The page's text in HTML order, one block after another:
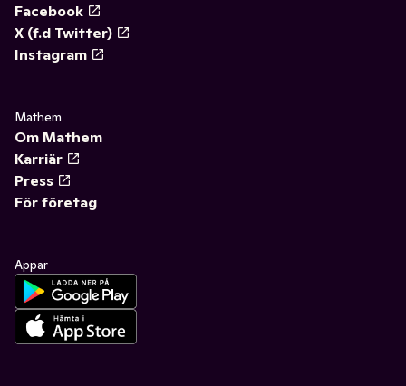
Facebook
X (f.d Twitter)
Instagram
Mathem
Om Mathem
Karriär
Press
För företag
Appar